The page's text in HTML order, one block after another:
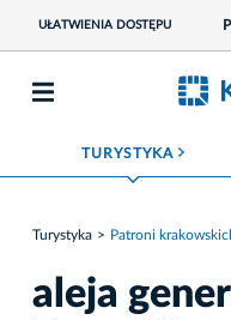
UŁATWIENIA DOSTĘPU
TURYSTYKA ROZWIŃ MENU
Turystyka Patroni
aleja